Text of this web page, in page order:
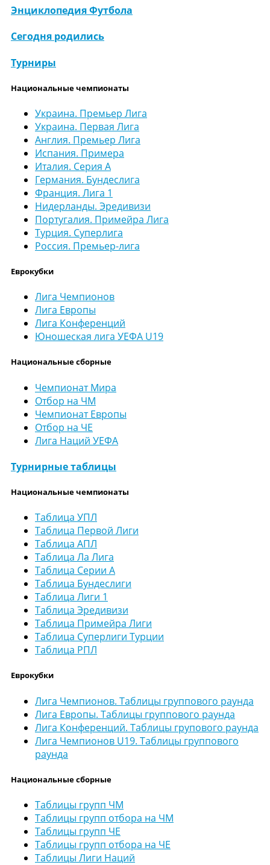
Энциклопедия Футбола
Сегодня родились
Турниры
Национальные чемпионаты
Украина. Премьер Лига
Украина. Первая Лига
Англия. Премьер Лига
Испания. Примера
Италия. Серия А
Германия. Бундеслига
Франция. Лига 1
Нидерланды. Эредивизи
Португалия. Примейра Лига
Турция. Суперлига
Россия. Премьер-лига
Еврокубки
Лига Чемпионов
Лига Европы
Лига Конференций
Юношеская лига УЕФА U19
Национальные сборные
Чемпионат Мира
Отбор на ЧМ
Чемпионат Европы
Отбор на ЧЕ
Лига Наций УЕФА
Турнирные таблицы
Национальные чемпионаты
Таблица УПЛ
Таблица Первой Лиги
Таблица АПЛ
Таблица Ла Лига
Таблица Серии А
Таблица Бундеслиги
Таблица Лиги 1
Таблица Эредивизи
Таблица Примейра Лиги
Таблица Суперлиги Турции
Таблица РПЛ
Еврокубки
Лига Чемпионов. Таблицы группового раунда
Лига Европы. Таблицы группового раунда
Лига Конференций. Таблицы групового раунда
Лига Чемпионов U19. Таблицы группового
раунда
Национальные сборные
Таблицы групп ЧМ
Таблицы групп отбора на ЧМ
Таблицы групп ЧЕ
Таблицы групп отбора на ЧЕ
Таблицы Лиги Наций